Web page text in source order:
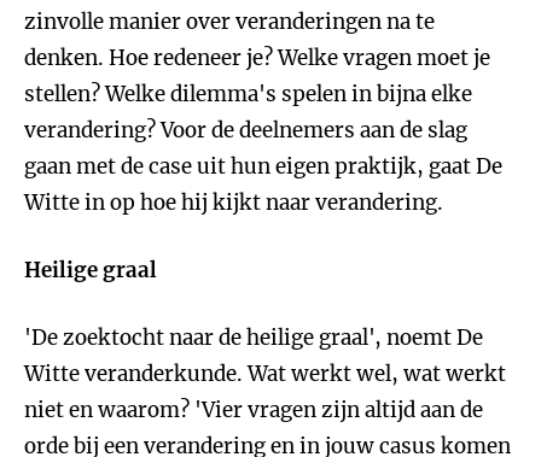
zinvolle manier over veranderingen na te
denken. Hoe redeneer je? Welke vragen moet je
stellen? Welke dilemma's spelen in bijna elke
verandering? Voor de deelnemers aan de slag
gaan met de case uit hun eigen praktijk, gaat De
Witte in op hoe hij kijkt naar verandering.
Heilige graal
'De zoektocht naar de heilige graal', noemt De
Witte veranderkunde. Wat werkt wel, wat werkt
niet en waarom? 'Vier vragen zijn altijd aan de
orde bij een verandering en in jouw casus komen